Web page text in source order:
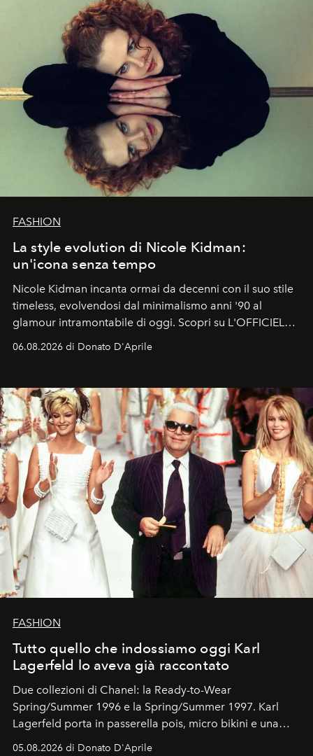
FASHION
La style evolution di Nicole Kidman:
un'icona senza tempo
Nicole Kidman incanta ormai da decenni con il suo stile
timeless, evolvendosi dal minimalismo anni '90 al
glamour intramontabile di oggi. Scopri su L'OFFICIEL
Italia la sua style evolution.
06.08.2026 di Donato D'Aprile
FASHION
Tutto quello che indossiamo oggi Karl
Lagerfeld lo aveva già raccontato
Due collezioni di Chanel: la Ready-to-Wear
Spring/Summer 1996 e la Spring/Summer 1997. Karl
Lagerfeld porta in passerella pois, micro bikini e una
logomania pensata per la spiaggia
05.08.2026 di Donato D'Aprile